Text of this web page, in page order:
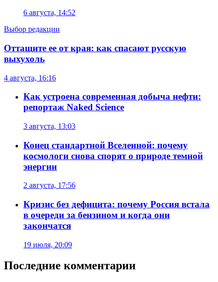
6 августа, 14:52
Выбор редакции
Оттащите ее от края: как спасают русскую
выхухоль
4 августа, 16:16
Как устроена современная добыча нефти:
репортаж Naked Science
3 августа, 13:03
Конец стандартной Вселенной: почему
космологи снова спорят о природе темной
энергии
2 августа, 17:56
Кризис без дефицита: почему Россия встала
в очереди за бензином и когда они
закончатся
19 июля, 20:09
Последние комментарии